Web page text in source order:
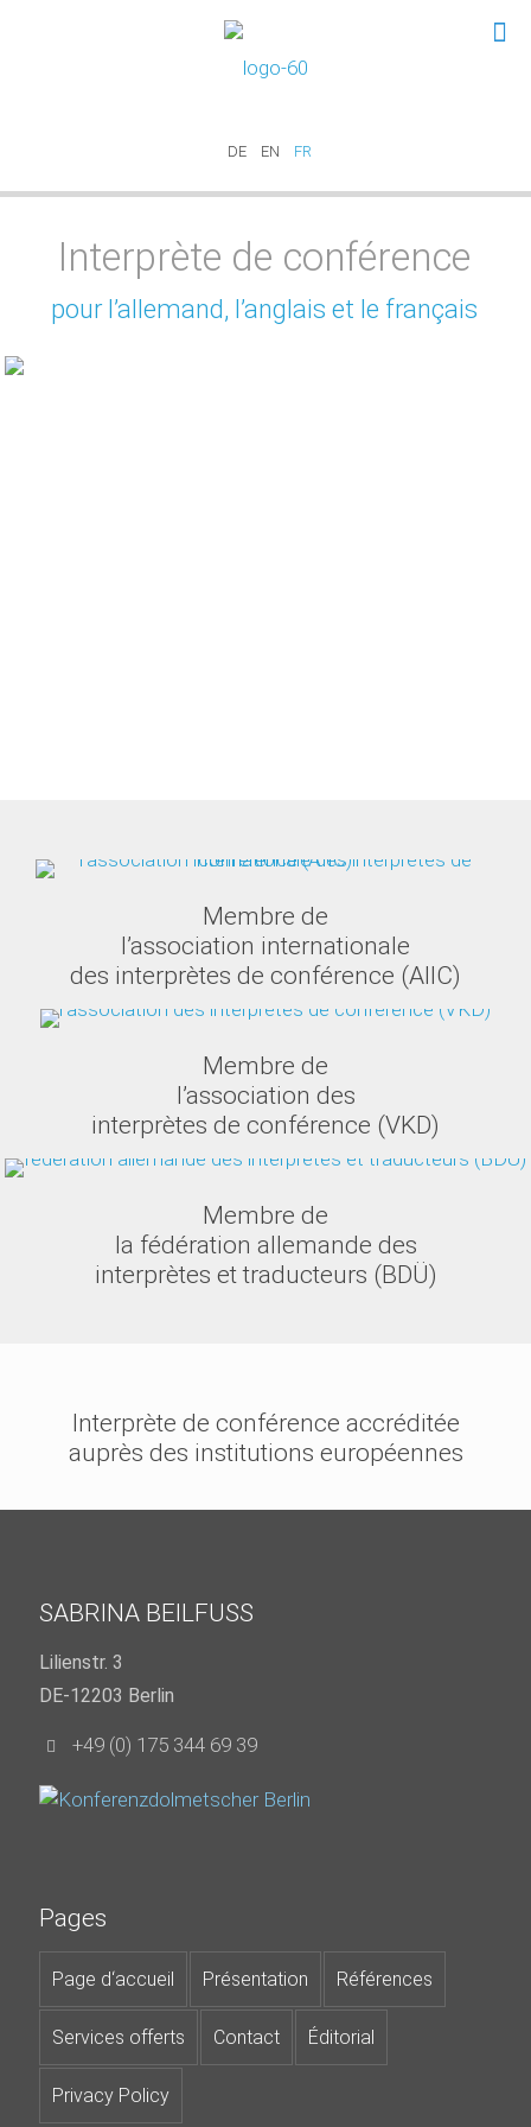
DE EN FR
Interprète de conférence
pour l’allemand, l’anglais et le français
Membre de
l’association internationale
des interprètes de conférence (AIIC)
Membre de
l’association des
interprètes de conférence (VKD)
Membre de
la fédération allemande des
interprètes et traducteurs (BDÜ)
Interprète de conférence accréditée
auprès des institutions européennes
SABRINA BEILFUSS
Lilienstr. 3
DE-12203 Berlin
+49 (0) 175 344 69 39
Pages
Page d‘accueil Présentation Références
Services offerts Contact Éditorial
Privacy Policy